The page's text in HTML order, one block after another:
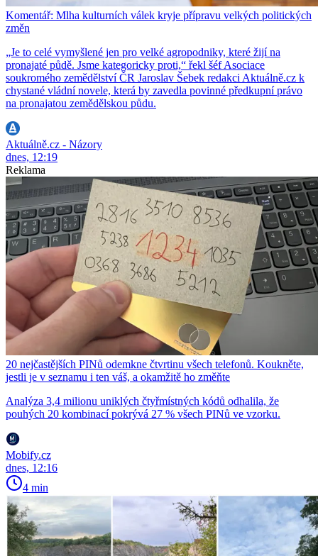
Komentář: Mlha kulturních válek kryje přípravu velkých politických
změn
„Je to celé vymyšlené jen pro velké agropodniky, které žijí na
pronajaté půdě. Jsme kategoricky proti,“ řekl šéf Asociace
soukromého zemědělství ČR Jaroslav Šebek redakci Aktuálně.cz k
chystané vládní novele, která by zavedla povinné předkupní právo
na pronajatou zemědělskou půdu.
Aktuálně.cz - Názory
dnes, 12:19
Reklama
20 nejčastějších PINů odemkne čtvrtinu všech telefonů. Koukněte,
jestli je v seznamu i ten váš, a okamžitě ho změňte
Analýza 3,4 milionu uniklých čtyřmístných kódů odhalila, že
pouhých 20 kombinací pokrývá 27 % všech PINů ve vzorku.
Mobify.cz
dnes, 12:16
4 min